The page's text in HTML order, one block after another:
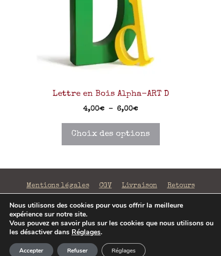
Lettre en Bois Alpha-ART D
4,00€ – 6,00€
Choix des options
Mentions légales CGV Livraison Retours
©2026 La Fabrique de Mots Magiques | SIRET 797 938
206 00043 | Conception
Jenny Portier
6,00€
Nous utilisons des cookies pour vous offrir la meilleure
expérience sur notre site.
Vous pouvez en savoir plus sur les cookies que nous utilisons ou
les désactiver dans Réglages.
Accepter Refuser Réglages